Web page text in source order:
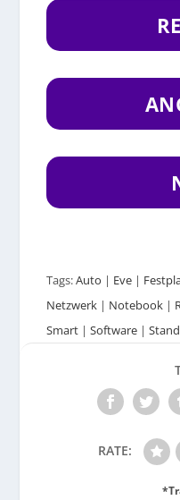
Tags:Auto | Eve |
Netzwerk | Notebook |
Smart |Software |Stand
RATE: